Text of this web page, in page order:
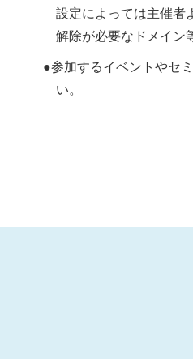
設定によっては主催者
解除が必要なドメイン
●参加するイベントやセ
い。